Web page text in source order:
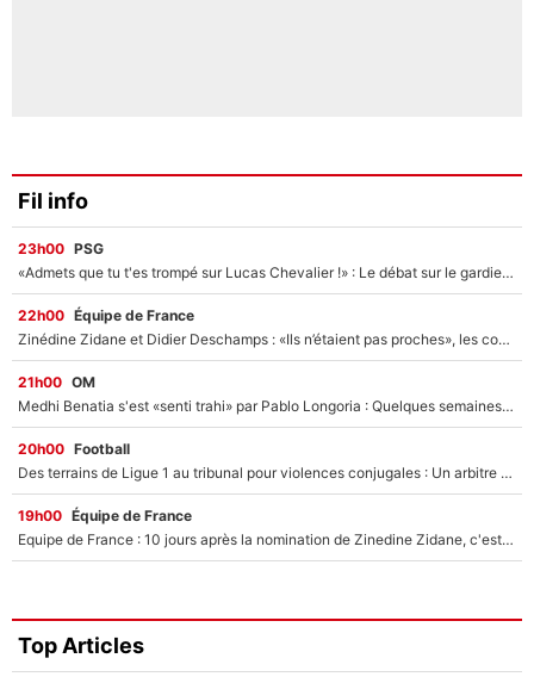
Fil info
23h00 PSG
«Admets que tu t'es trompé sur Lucas Chevalier !» : Le débat sur le gardien du PSG vire au clash à l'After Foot
22h00 Équipe de France
Zinédine Zidane et Didier Deschamps : «Ils n’étaient pas proches», les confidences d’un membre de l’équipe de France 1998 sur leur relation spéciale
21h00 OM
Medhi Benatia s'est «senti trahi» par Pablo Longoria : Quelques semaines après son départ, l'ancien directeur de football de l'OM règle ses comptes
20h00 Football
Des terrains de Ligue 1 au tribunal pour violences conjugales : Un arbitre français encourt une peine de 18 mois de prison !
19h00 Équipe de France
Equipe de France : 10 jours après la nomination de Zinedine Zidane, c'est au tour de son fils de prendre un nouveau départ !
Top Articles